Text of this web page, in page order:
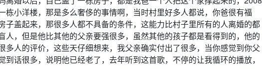
栋小洋楼，那是多么奢侈的事情啊，当时村里好多人都说，你爸很有福
子盖起来，那很多人都不具备的条件，这能力比村子里所有的人离婚的都
人，但是他比其他的父亲要强很多，虽然其他的孩子都是看得到的，他的
多人的评价，这些天仔细想来，我父亲确实付出了很多，当你感觉到你父
话很多，说明他已经老了，去年听到这首歌，不停的让我循环的播放，